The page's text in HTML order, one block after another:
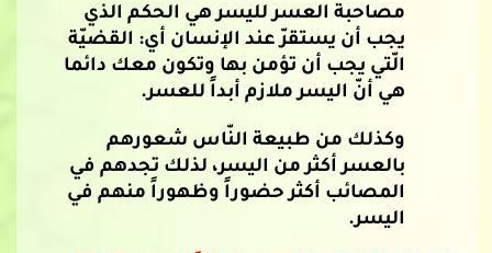
مصاحبة العسر لليسر هي الحكم الذي
يجب أن يستقرّ عند الإنسان أي: القضيّة
الّتي يجب أن تؤمن بها وتكون معك دائما
هي أنّ اليسر ملازم أبداً للعسر.
وكذلك من طبيعة النّاس شعورهم
بالعسر أكثر من اليسر، لذلك تجدهم في
المصائب أكثر حضوراً وظهوراً منهم في
اليسر.